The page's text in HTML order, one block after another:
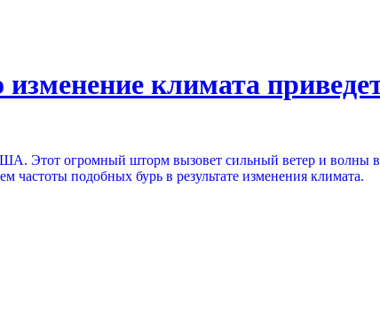
климата
Этот огромный шторм вызовет сильный ветер и волны
частоты подобных бурь в результате изменения климата.